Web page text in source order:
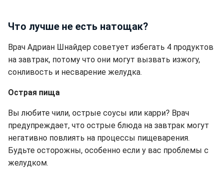
Что лучше не есть натощак?
Врач Адриан Шнайдер советует избегать 4 продуктов
на завтрак, потому что они могут вызвать изжогу,
сонливость и несварение желудка.
Острая пища
Вы любите чили, острые соусы или карри? Врач
предупреждает, что острые блюда на завтрак могут
негативно повлиять на процессы пищеварения.
Будьте осторожны, особенно если у вас проблемы с
желудком.